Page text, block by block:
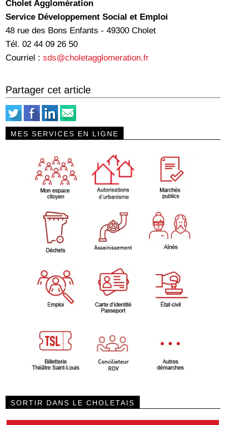
Cholet Agglomération
Service Développement Social et Emploi
48 rue des Bons Enfants - 49300 Cholet
Tél. 02 44 09 26 50
Courriel :sds@choletagglomeration.fr
Partager cet article
MES SERVICES EN LIGNE
SORTIR DANS LE CHOLETAIS